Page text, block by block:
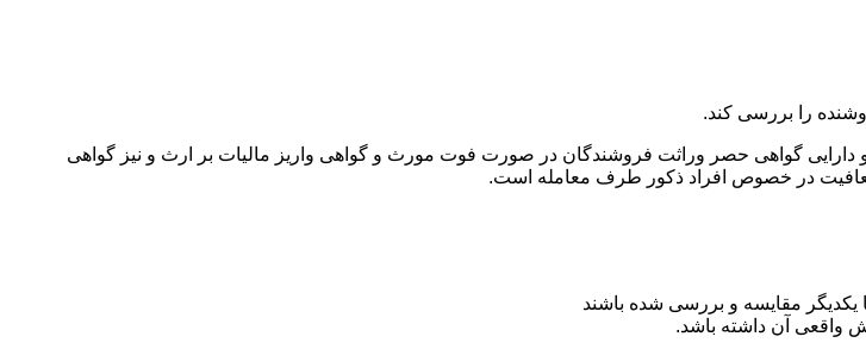
و دارایی گواهی حصر وراثت فروشندگان در صورت فوت مورث و گواهی واریز مالیات بر ارث و نیز گواهی
در خصوص افراد ذکور طرف معامله است.
یکدیگر مقایسه و بررسی شده باشند
واقعی آن داشته باشد.